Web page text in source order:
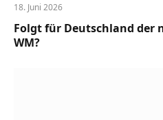
18. Juni 2026
Folgt für Deutschland der
WM?